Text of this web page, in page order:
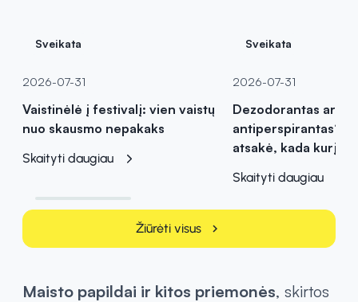
Sveikata
2026-07-31
Vaistinėlė į festivalį: vien vaistų
nuo skausmo nepakaks
Skaityti daugiau
Sveikata
2026-07-31
Dezodorantas ar
antiperspirantas?
atsakė, kada kurį
Skaityti daugiau
Žiūrėti visus chevron_right
Maisto papildai ir kitos priemonės, skirtos